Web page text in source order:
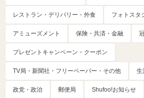
レストラン・デリバリー・外食 フォトスタ
アミューズメント 保険・共済・金融
プレゼントキャンペーン・クーポン
TV局・新聞社・フリーペーパー・その他 生
政党・政治 郵便局 Shufoo!お知らせ